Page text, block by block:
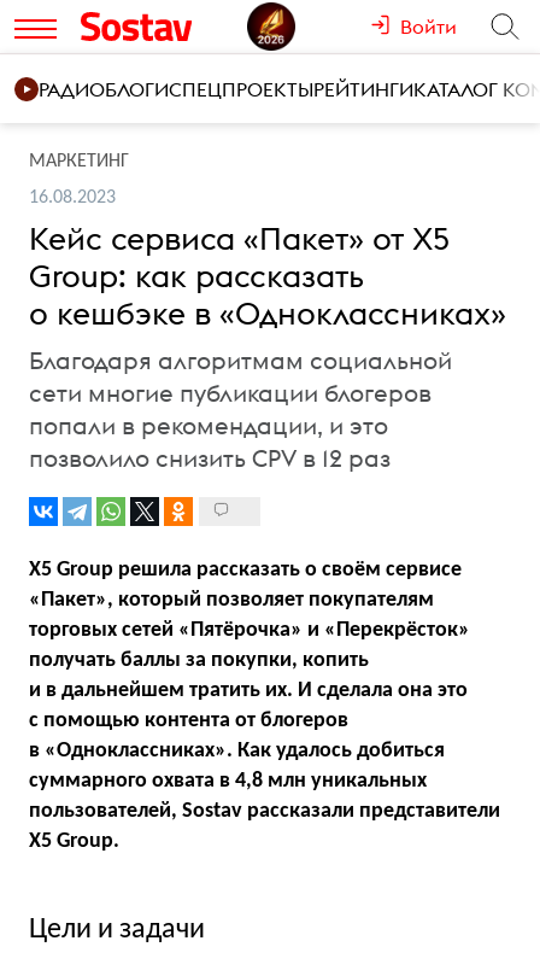
Войти
РАДИОБЛОГИСПЕЦПРОЕКТЫРЕЙТИНГИКАТАЛОГ
МАРКЕТИНГ
16.08.2023
Кейс сервиса «Пакет» от X5
Group: как рассказать
о кешбэке в «Одноклассниках»
Благодаря алгоритмам социальной
сети многие публикации блогеров
попали в рекомендации, и это
позволило снизить CPV в 12 раз
X5 Group решила рассказать о своём сервисе
«Пакет», который позволяет покупателям
торговых сетей «Пятёрочка» и «Перекрёсток»
получать баллы за покупки, копить
и в дальнейшем тратить их. И сделала она это
с помощью контента от блогеров
в «Одноклассниках». Как удалось добиться
суммарного охвата в 4,8 млн уникальных
пользователей, Sostav рассказали представители
X5 Group.
Цели и задачи